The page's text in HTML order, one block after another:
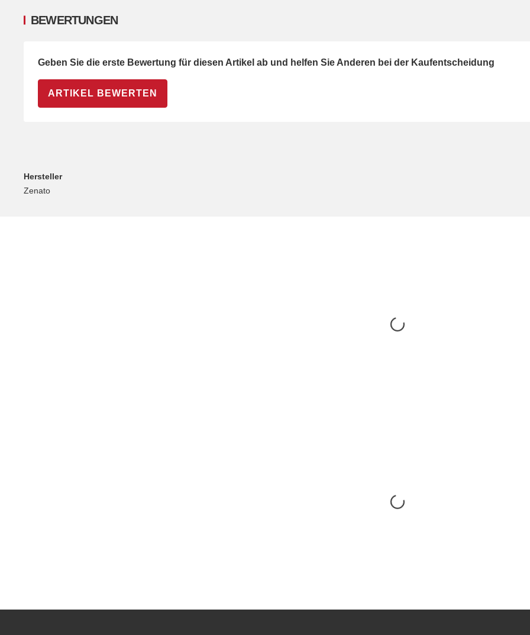
BEWERTUNGEN
Geben Sie die erste Bewertung für diesen Artikel ab und helfen Sie Anderen bei der Kaufentscheidung
ARTIKEL BEWERTEN
Hersteller
Zenato